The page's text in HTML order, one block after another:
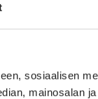
sosiaalisen
mainosalan